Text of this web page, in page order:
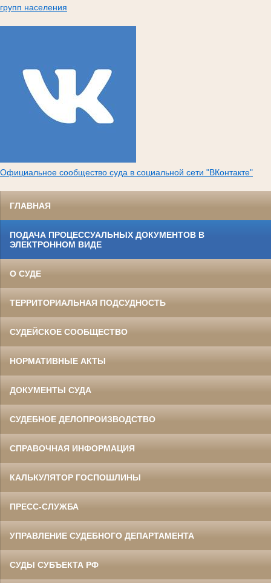
групп населения
Официальное сообщество суда в социальной сети "ВКонтакте"
ГЛАВНАЯ
ПОДАЧА ПРОЦЕССУАЛЬНЫХ ДОКУМЕНТОВ В
ЭЛЕКТРОННОМ ВИДЕ
О СУДЕ
ТЕРРИТОРИАЛЬНАЯ ПОДСУДНОСТЬ
СУДЕЙСКОЕ СООБЩЕСТВО
НОРМАТИВНЫЕ АКТЫ
ДОКУМЕНТЫ СУДА
СУДЕБНОЕ ДЕЛОПРОИЗВОДСТВО
СПРАВОЧНАЯ ИНФОРМАЦИЯ
КАЛЬКУЛЯТОР ГОСПОШЛИНЫ
ПРЕСС-СЛУЖБА
УПРАВЛЕНИЕ СУДЕБНОГО ДЕПАРТАМЕНТА
СУДЫ СУБЪЕКТА РФ